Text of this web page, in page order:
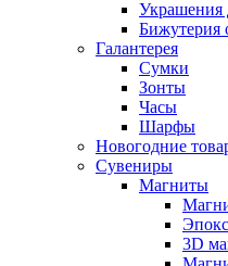
Украшения
Бижутерия
Галантерея
Сумки
Зонты
Часы
Шарфы
Новогодние
Сувениры
Магниты
3D